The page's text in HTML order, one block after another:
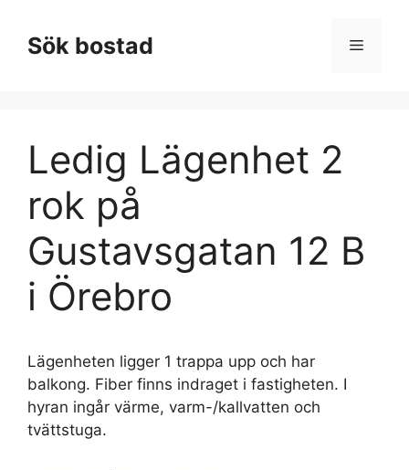
innehållSök bostad Meny
Ledig Lägenhet 2
rok på
Gustavsgatan 12 B
i Örebro
Lägenheten ligger 1 trappa upp och har
balkong. Fiber finns indraget i fastigheten. I
hyran ingår värme, varm-/kallvatten och
tvättstuga.